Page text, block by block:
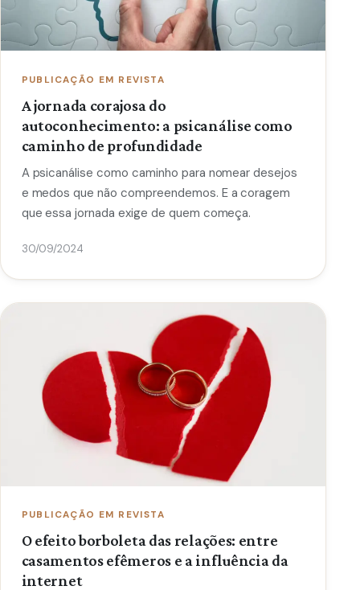
PUBLICAÇÃO EM REVISTA
A jornada corajosa do
autoconhecimento: a psicanálise como
caminho de profundidade
A psicanálise como caminho para nomear desejos
e medos que não compreendemos. E a coragem
que essa jornada exige de quem começa.
30/09/2024
PUBLICAÇÃO EM REVISTA
O efeito borboleta das relações: entre
casamentos efêmeros e a influência da
internet